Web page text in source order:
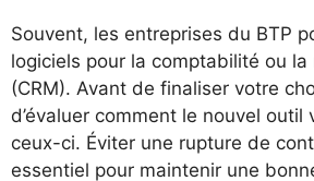
Souvent, les entreprises du BTP
logiciels pour la comptabilité ou
(CRM). Avant de finaliser votre
d’évaluer comment le nouvel outil
ceux-ci. Éviter une rupture de
essentiel pour maintenir une